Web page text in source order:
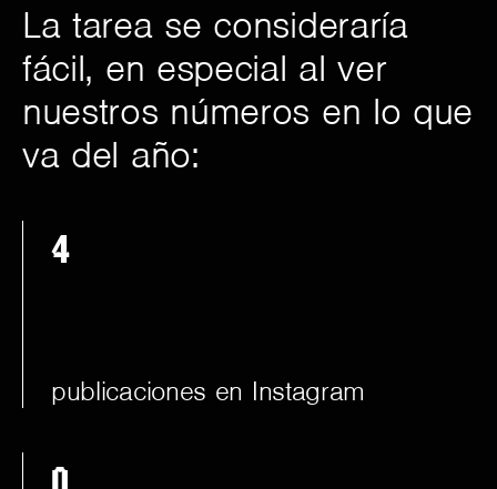
La tarea se consideraría
fácil, en especial al ver
nuestros números en lo que
va del año:
4
publicaciones en Instagram
0